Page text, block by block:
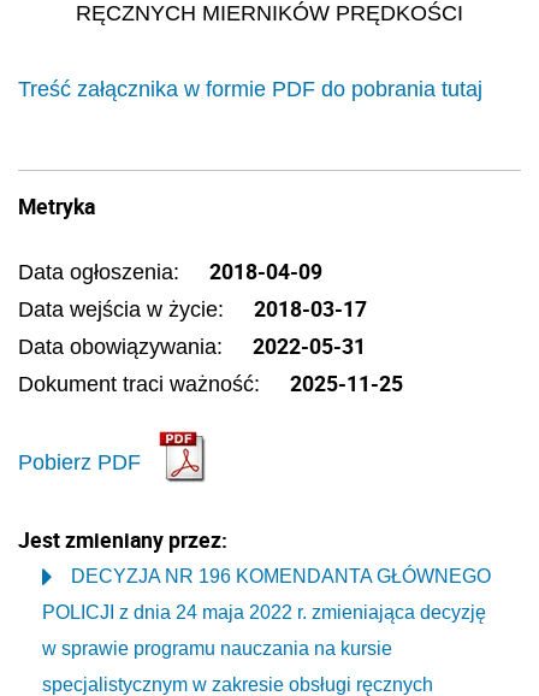
RĘCZNYCH MIERNIKÓW PRĘDKOŚCI
Treść załącznika w formie PDF do pobrania tutaj
Metryka
Data ogłoszenia: 2018-04-09
Data wejścia w życie: 2018-03-17
Data obowiązywania: 2022-05-31
Dokument traci ważność: 2025-11-25
Pobierz PDF
Jest zmieniany przez:
DECYZJA NR 196 KOMENDANTA GŁÓWNEGO
POLICJI z dnia 24 maja 2022 r. zmieniająca decyzję
w sprawie programu nauczania na kursie
specjalistycznym w zakresie obsługi ręcznych